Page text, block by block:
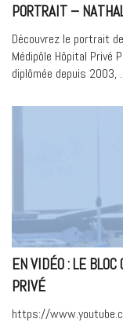
PORTRAIT –
Découvrez le portrait
Médipôle Hôpital Privé
diplômée depuis 2003,
EN VIDÉO : LE
PRIVÉ
https://